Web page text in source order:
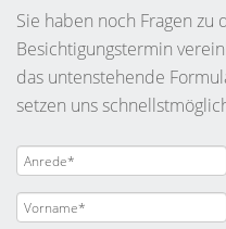
Sie haben noch Fragen
Besichtigungstermin
das untenstehende
setzen uns